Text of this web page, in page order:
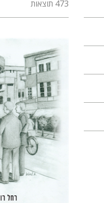
473 תוצאות
רחל רוז'נסקי
דוד בן-נחום
הנחת אתר